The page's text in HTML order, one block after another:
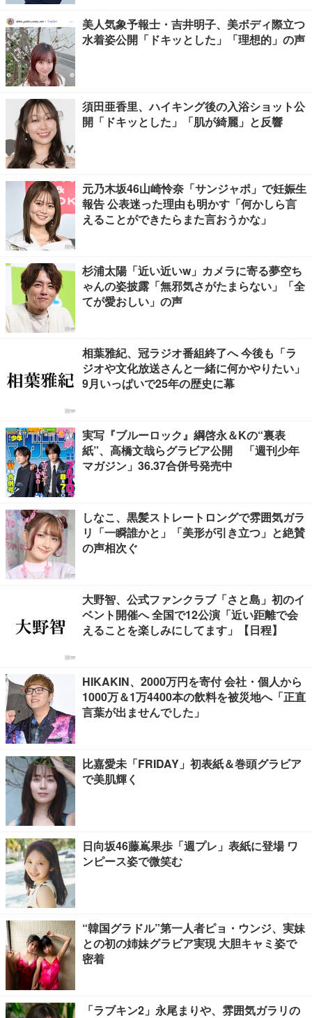
美人気象予報士・吉井明子、美ボディ際立つ
水着姿公開「ドキッとした」「理想的」の声
須田亜香里、ハイキング後の入浴ショット公
開「ドキッとした」「肌が綺麗」と反響
元乃木坂46山崎怜奈「サンジャポ」で妊娠生
報告 公表迷った理由も明かす「何かしら言
えることができたらまた言おうかな」
杉浦太陽「近い近いw」カメラに寄る夢空ち
ゃんの姿披露「無邪気さがたまらない」「全
てが愛おしい」の声
相葉雅紀、冠ラジオ番組終了へ 今後も「ラ
ジオや文化放送さんと一緒に何かやりたい」
9月いっぱいで25年の歴史に幕
実写『ブルーロック』綱啓永＆Kの“裏表
紙”、高橋文哉らグラビア公開 「週刊少年
マガジン」36.37合併号発売中
しなこ、黒髪ストレートロングで雰囲気ガラ
リ「一瞬誰かと」「美形が引き立つ」と絶賛
の声相次ぐ
大野智、公式ファンクラブ「さと島」初のイ
ベント開催へ 全国で12公演「近い距離で会
えることを楽しみにしてます」【日程】
HIKAKIN、2000万円を寄付 会社・個人から
1000万＆1万4400本の飲料を被災地へ「正直
言葉が出ませんでした」
比嘉愛未「FRIDAY」初表紙＆巻頭グラビア
で美肌輝く
日向坂46藤嶌果歩「週プレ」表紙に登場 ワ
ンピース姿で微笑む
“韓国グラドル”第一人者ピョ・ウンジ、実妹
との初の姉妹グラビア実現 大胆キャミ姿で
密着
「ラブキン2」永尾まりや、雰囲気ガラリの